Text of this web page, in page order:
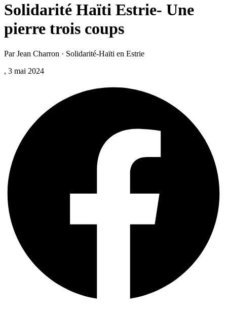
Solidarité Haïti Estrie- Une
pierre trois coups
Par Jean Charron · Solidarité-Haïti en Estrie
, 3 mai 2024